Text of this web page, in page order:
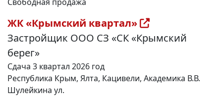
ЖК «Крымский квартал»
Застройщик ООО СЗ «СК «Крымский
берег»
Сдача 3 квартал 2026 год
Республика Крым, Ялта, Кацивели, Академика В.В.
Шулейкина ул.